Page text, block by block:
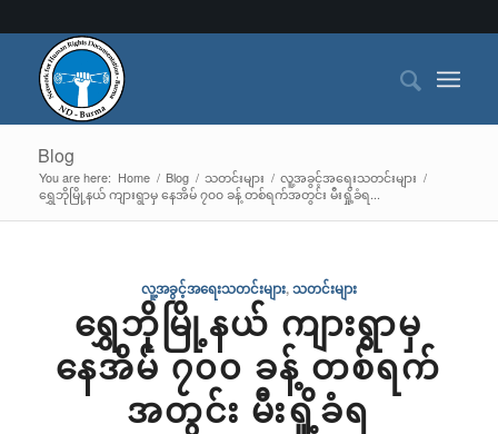
Blog
You are here: Home / Blog / သတင်းများ / လူ့အခွင့်အရေးသတင်းများ /
ရွှေဘိုမြို့နယ် ကျားရွာမှ နေအိမ် ၇၀၀ ခန့် တစ်ရက်အတွင်း မီးရှို့ခံရ...
လူ့အခွင့်အရေးသတင်းများ,သတင်းများ
ရွှေဘိုမြို့နယ် ကျားရွာမှ
နေအိမ် ၇၀၀ ခန့် တစ်ရက်
အတွင်း မီးရှို့ခံရ